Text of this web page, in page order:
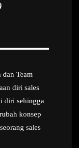
dan Team
diri sales
diri sehingga
konsep
sales